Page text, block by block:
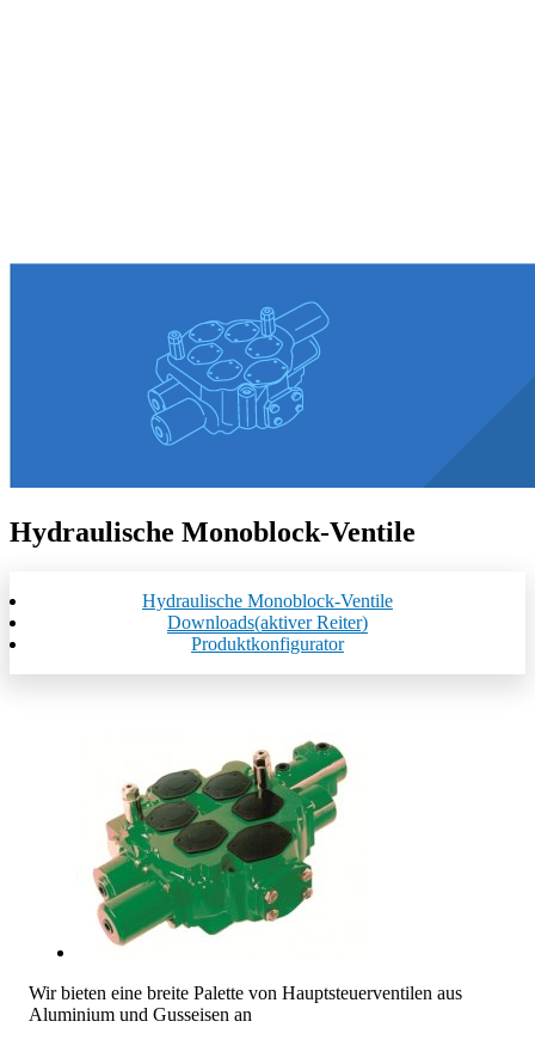
Hydraulische Monoblock-Ventile
Hydraulische Monoblock-Ventile
Downloads(aktiver Reiter)
Produktkonfigurator
Wir bieten eine breite Palette von Hauptsteuerventilen aus
Aluminium und Gusseisen an